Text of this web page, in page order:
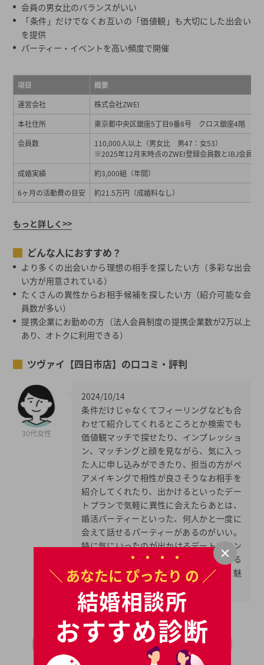
会員の男女比のバランスがいい
「条件」だけでなくお互いの「価値観」も大切にした出会い
を提供
パーティー・イベントを高い頻度で開催
項目
概要
運営会社
株式会社ZWEI
本社住所
東京都中央区銀座5丁目9番8号 クロス銀座4階
会員数
110,000人以上（男女比 男47：女53）
※2025年12月末時点のZWEI登録会員数とIBJ会員数
成婚実績
約3,000組（年間）
6ヶ月の活動費の目安
約21.5万円（成婚料なし）
もっと詳しく>>
どんな人におすすめ？
より多くの出会いから理想の相手を探したい方（多彩な出会
い方が用意されている）
たくさんの異性からお相手候補を探したい方（紹介可能な会
員数が多い）
提携企業にお勤めの方（法人会員制度の提携企業数が2万以上
あり、オトクに利用できる）
ツヴァイ【四日市店】の口コミ・評判
30代女性
2024/10/14
条件だけじゃなくてフィーリングなども合
わせて紹介してくれるところとか検索でも
価値観マッチで探せたり、インプレッショ
ン、マッチングと顔を見ながら、気に入っ
た人に申し込みができたり、担当の方がペ
アメイキングで相性が良さそうなお相手を
紹介してくれたり、出かけるといったデー
トプランで気軽に異性に会えたらあとは、
婚活パーティーといった、何人かと一度に
会えて話せるパーティーがあるのがいい。
特に気にいったのが出かけるデートプラン
です。飽き性な私でも気軽に婚活をできる
ところに他の結婚相談所と比べてすごく魅
力を感じて入会しました。
＼ 無料 ／
ツヴァイのパンフはこちら
＼ あなたに ぴったり の ／
結婚相談所
おすすめ診断